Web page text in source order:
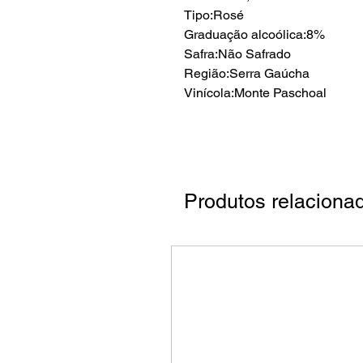
Tipo:Rosé
Graduação alcoólica:8%
Safra:Não Safrado
Região:Serra Gaúcha
Vinícola:Monte Paschoal
Produtos